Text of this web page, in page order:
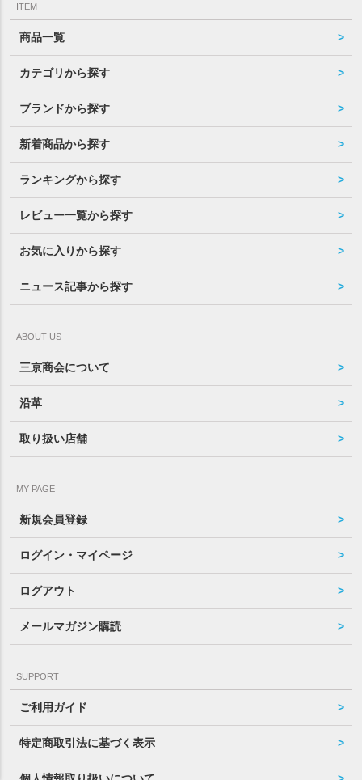
ITEM
商品一覧
カテゴリから探す
ブランドから探す
新着商品から探す
ランキングから探す
レビュー一覧から探す
お気に入りから探す
ニュース記事から探す
ABOUT US
三京商会について
沿革
取り扱い店舗
MY PAGE
新規会員登録
ログイン・マイページ
ログアウト
メールマガジン購読
SUPPORT
ご利用ガイド
特定商取引法に基づく表示